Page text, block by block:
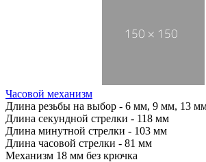
Часовой механизм
Длина резьбы на выбор - 6 мм, 9 мм, 13
Длина секундной стрелки - 118 мм
Длина минутной стрелки - 103 мм
Длина часовой стрелки - 81 мм
Механизм 18 мм без крючка